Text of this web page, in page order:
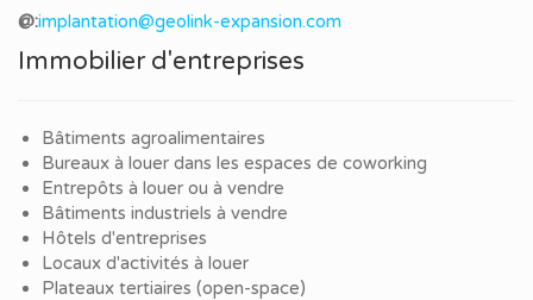
@:implantation@geolink-expansion.com
Immobilier d'entreprises
Bâtiments agroalimentaires
Bureaux à louer dans les espaces de coworking
Entrepôts à louer ou à vendre
Bâtiments industriels à vendre
Hôtels d'entreprises
Locaux d'activités à louer
Plateaux tertiaires (open-space)